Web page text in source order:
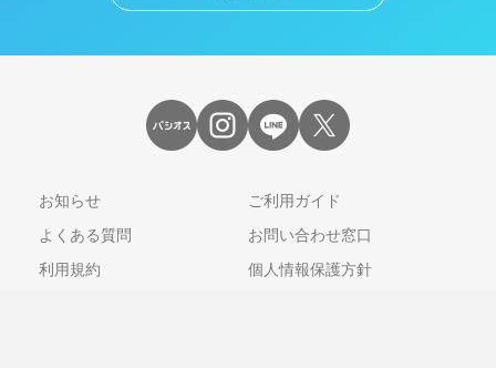
お知らせ
ご利用ガイド
よくある質問
お問い合わせ窓口
利用規約
個人情報保護方針